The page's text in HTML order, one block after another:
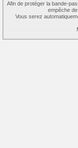
Afin de protéger la bande-
empêche
Vous serez